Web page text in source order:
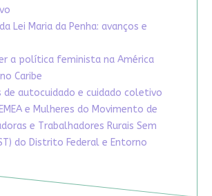
Lei Maria da Penha: avanços e
a política feminista na América
Caribe
de autocuidado e cuidado coletivo
e Mulheres do Movimento de
e Trabalhadores Rurais Sem
do Distrito Federal e Entorno